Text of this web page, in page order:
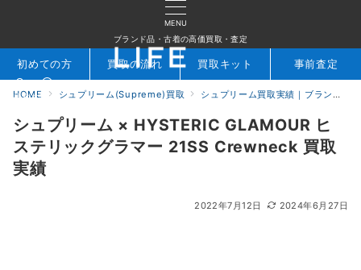
MENU
ブランド品・古着の高価買取・査定
検索 お問合せ
初めての方 買取の流れ 買取キット 事前査定
HOME シュプリーム(Supreme)買取 シュプリーム買取実績｜ブランド専門店LIFE
シュプリーム × HYSTERIC GLAMOUR ヒ
ステリックグラマー 21SS Crewneck 買取
実績
2022年7月12日 2024年6月27日